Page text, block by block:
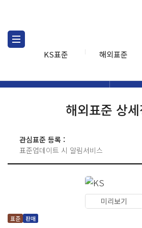
KS표준 해외표준
해외표준 상
관심표준 등록 :
표준업데이트 시 알림서비스
미리보기
표준 판매